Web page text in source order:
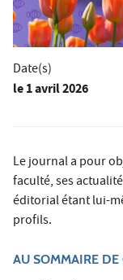
Date(s)
le1 avril 2026
Le journal a pour
faculté, ses
éditorial étant lui-
profils.
AU SOMMAIRE DE